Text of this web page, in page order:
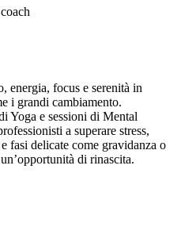
energia, focus e serenità in
i grandi cambiamento.
Yoga e sessioni di Mental
a superare stress,
fasi delicate come gravidanza o
di rinascita.